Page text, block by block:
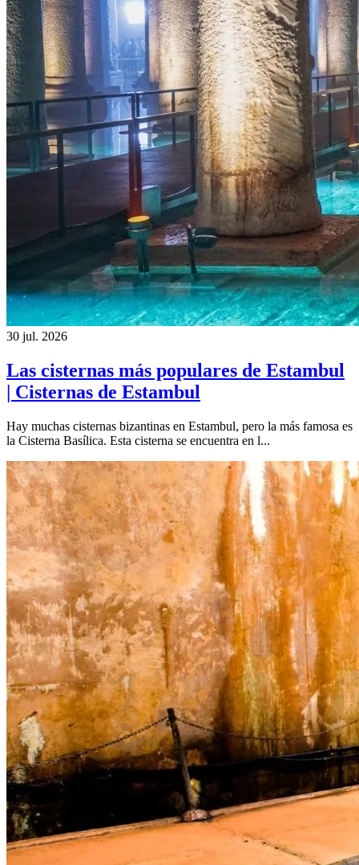
30 jul. 2026
Las cisternas más populares de Estambul
| Cisternas de Estambul
Hay muchas cisternas bizantinas en Estambul, pero la más famosa es
la Cisterna Basílica. Esta cisterna se encuentra en l...